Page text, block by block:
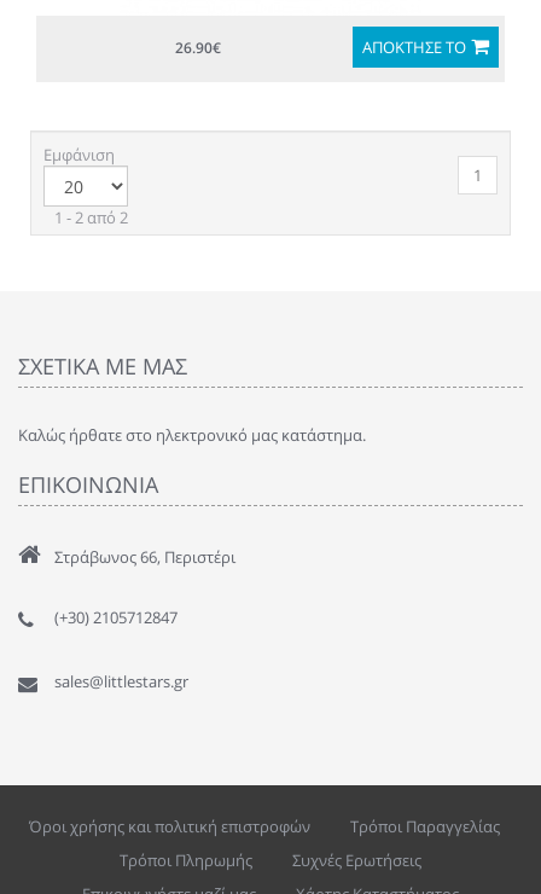
ΑΠΟΚΤΗΣΈ ΤΟ
26.90€
Εμφάνιση
1 - 2 από 2
1
ΣΧΕΤΙΚΑ ΜΕ ΜΑΣ
Καλώς ήρθατε στο ηλεκτρονικό μας κατάστημα.
ΕΠΙΚΟΙΝΩΝΙΑ
Στράβωνος 66, Περιστέρι
(+30) 2105712847
sales@littlestars.gr
Όροι χρήσης και πολιτική επιστροφών
Τρόποι Παραγγελίας
Τρόποι Πληρωμής
Συχνές Ερωτήσεις